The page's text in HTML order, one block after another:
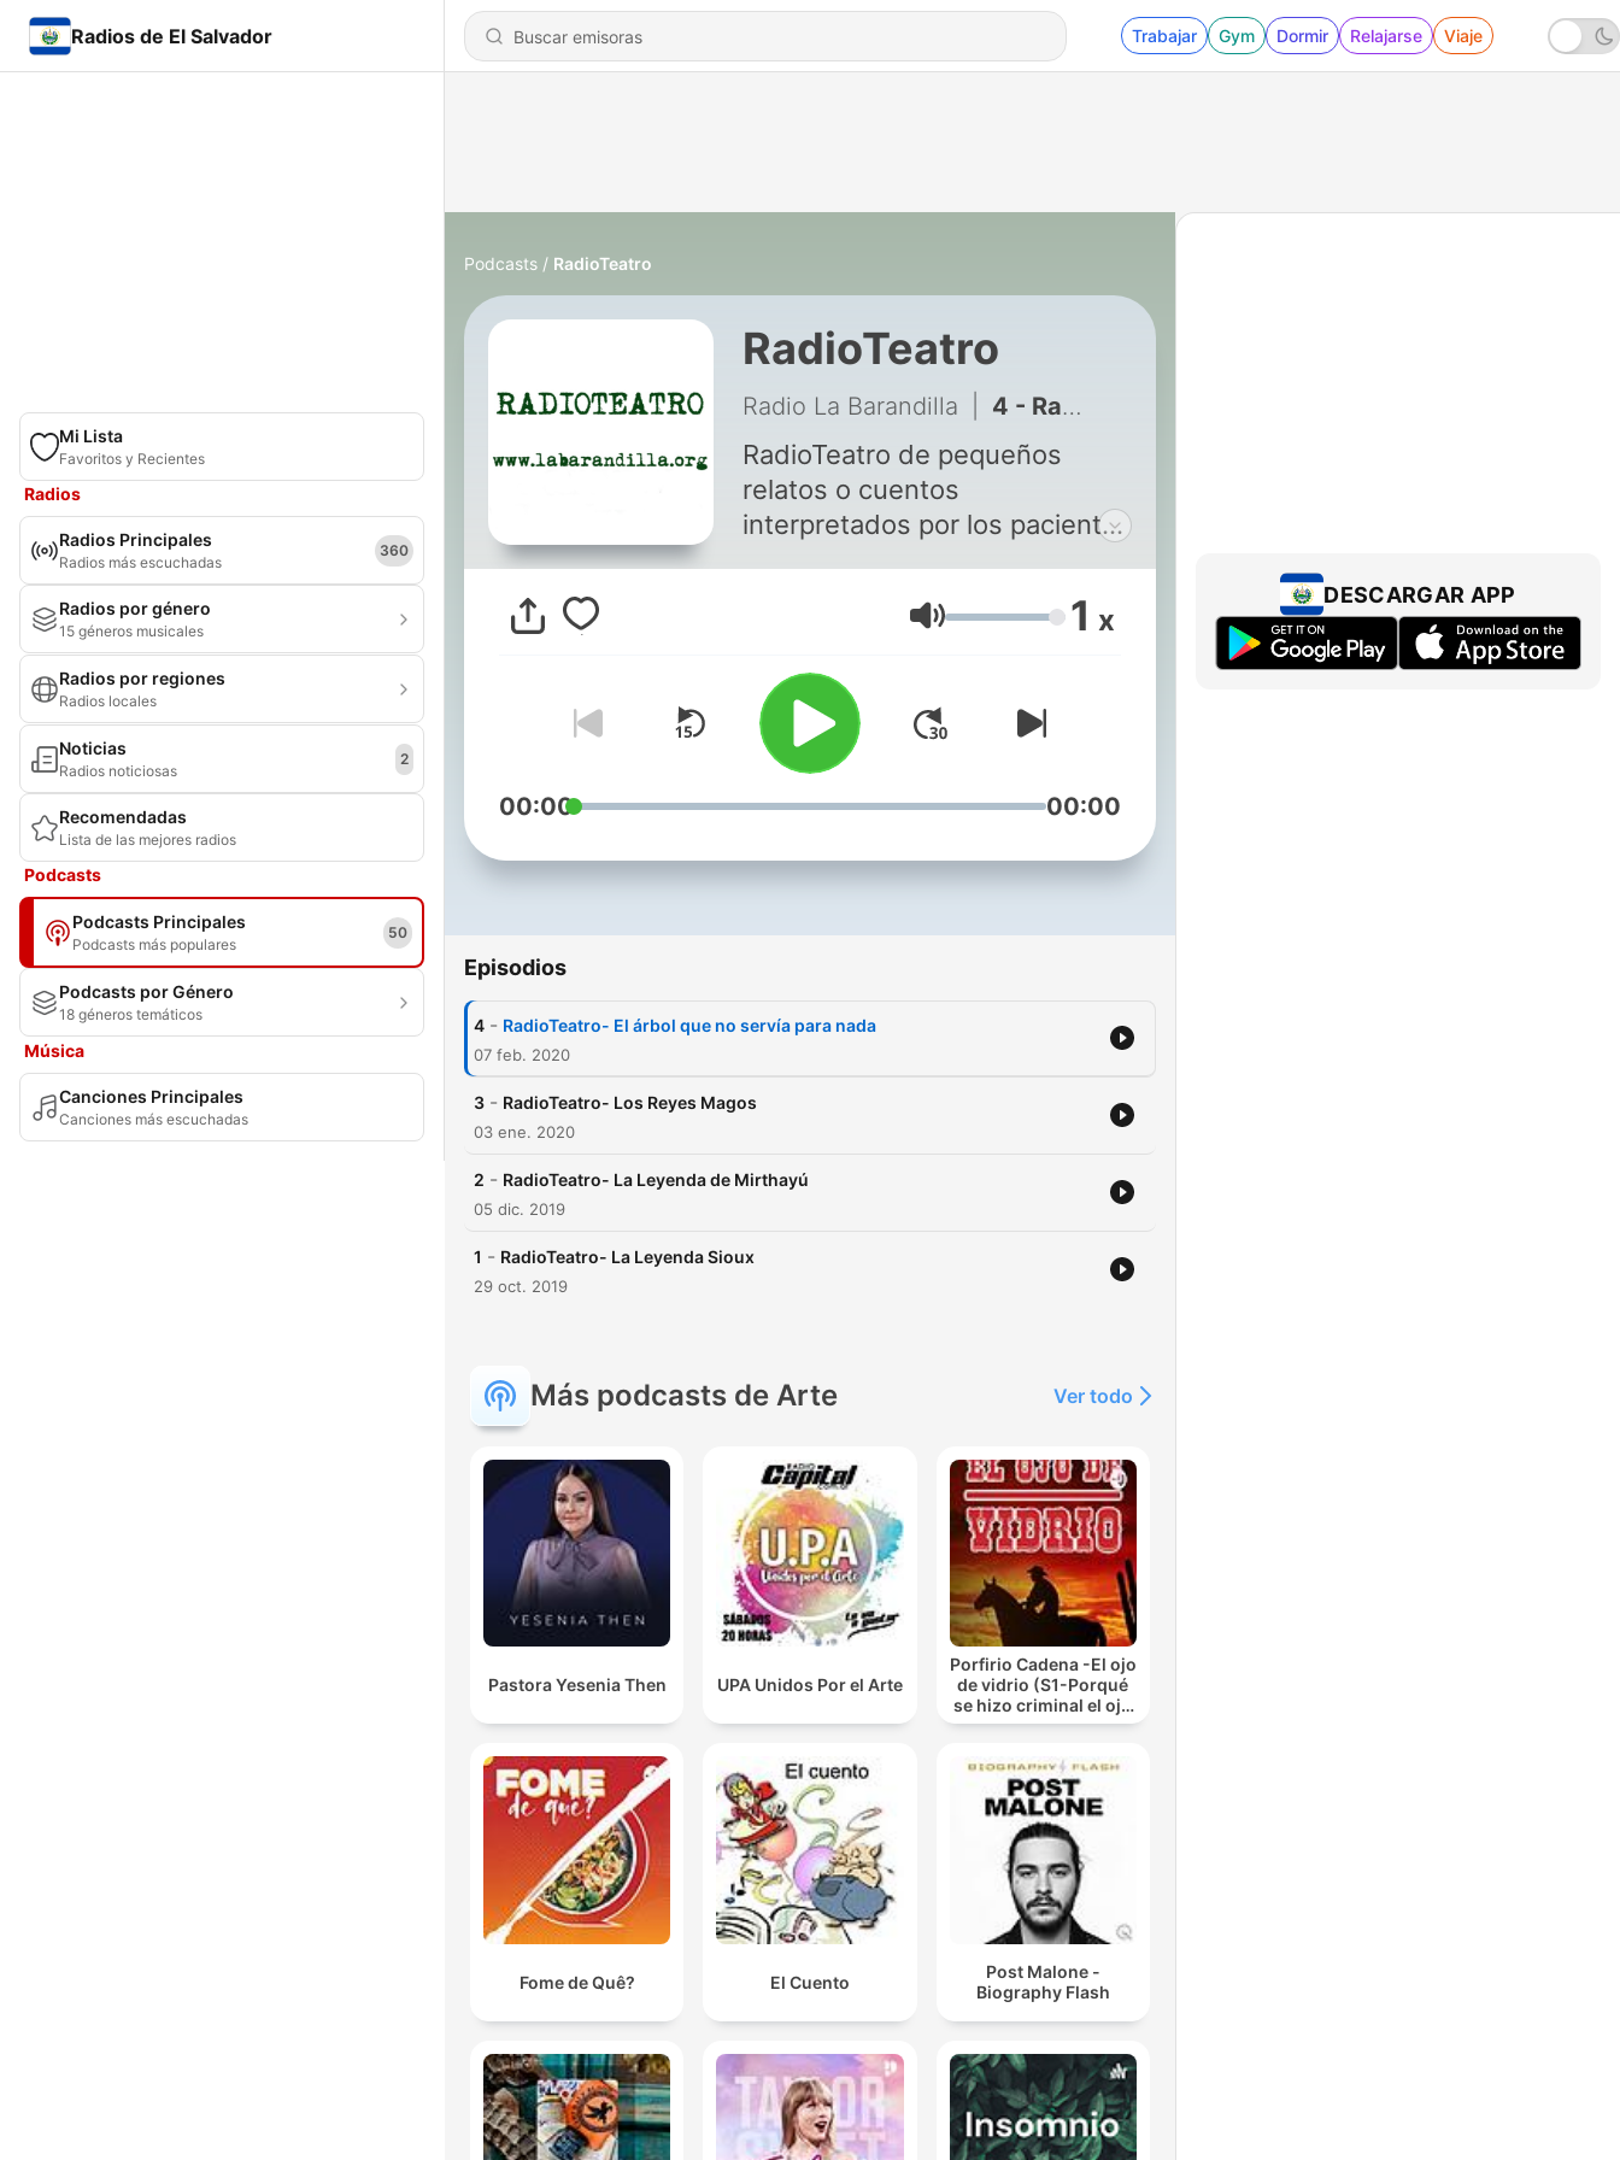
Radios de El Salvador Trabajar Gym Dormir Relajarse Viaje
Mi Lista
Favoritos y Recientes
Radios
Radios Principales
Radios más escuchadas
360
Radios por género
15 géneros musicales
Radios por regiones
Radios locales
Noticias
Radios noticiosas
2
Recomendadas
Lista de las mejores radios
Podcasts
Podcasts Principales
Podcasts más populares
50
Podcasts por Género
18 géneros temáticos
Música
Canciones Principales
Canciones más escuchadas
Podcasts RadioTeatro
RadioTeatro
Radio La Barandilla 4 - RadioTeatro- El árbol que no servía para nada
RadioTeatro de pequeños
relatos o cuentos
interpretados por los pacientes
Radio La Barandilla.
www.labarandilla.org
Volumen 1 x
00:00 00:00
Episodios
4 - RadioTeatro- El árbol que no servía para nada
07 feb. 2020
3 - RadioTeatro- Los Reyes Magos
03 ene. 2020
2 - RadioTeatro- La Leyenda de Mirthayú
05 dic. 2019
1 - RadioTeatro- La Leyenda Sioux
29 oct. 2019
Más podcasts de Arte Ver todo
Pastora Yesenia Then UPA Unidos Por el Arte
Porfirio Cadena -El ojo
de vidrio (S1-Porqué
se hizo criminal el ojo
de vidrio.)
Fome de Quê? El Cuento
Post Malone -
Biography Flash
DESCARGAR APP